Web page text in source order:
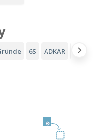
6S ADKAR